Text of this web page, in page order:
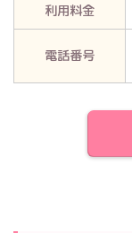
利用料金
電話番号